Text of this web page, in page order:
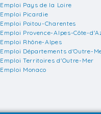
Emploi Pays de la Loire
Emploi Picardie
Emploi Poitou-Charentes
Emploi Provence-Alpes-Côte-
Emploi Rhône-Alpes
Emploi Départements d'Outre-
Emploi Territoires d'Outre-Mer
Emploi Monaco